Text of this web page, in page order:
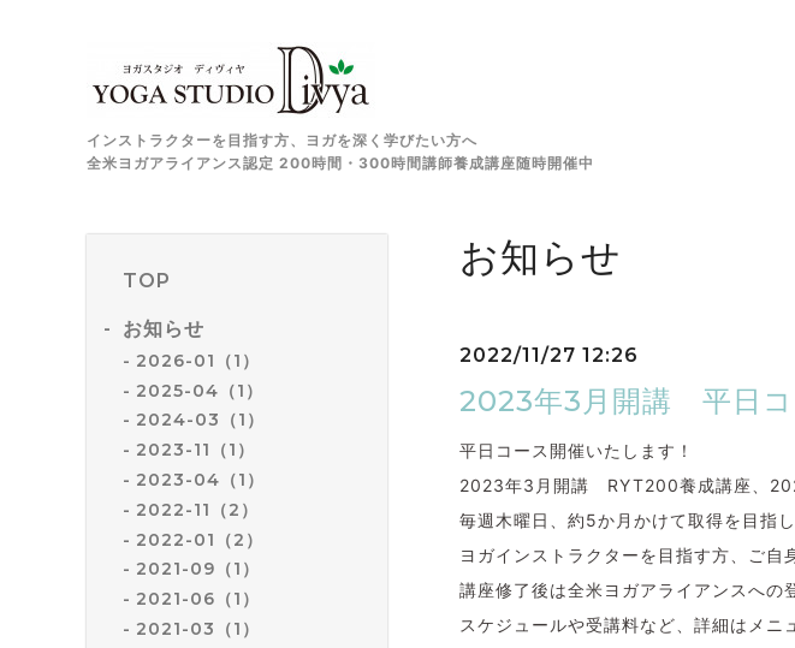
インストラクターを目指す方、ヨガを深く学びたい方へ
全米ヨガアライアンス認定 200時間・300時間講師養成講座随時開催中
TOP
お知らせ
2026-01（1）
2025-04（1）
2024-03（1）
2023-11（1）
2023-04（1）
2022-11（2）
2022-01（2）
2021-09（1）
2021-06（1）
2021-03（1）
お知らせ
2022/11/27 12:26
2023年3月開講 平日コ
平日コース開催いたします！
2023年3月開講 RYT200養成講座、
毎週木曜日、約5か月かけて取得を目指し
ヨガインストラクターを目指す方、ご自
講座修了後は全米ヨガアライアンスへの
スケジュールや受講料など、詳細はメニ